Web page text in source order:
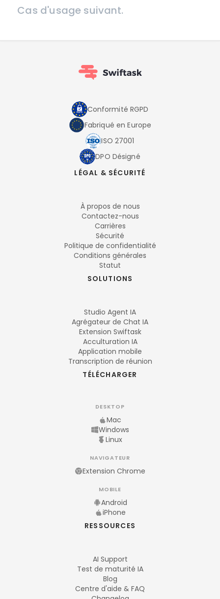
Cas d'usage suivant.
Conformité RGPD
Fabriqué en Europe
ISO 27001
DPO Désigné
LÉGAL & SÉCURITÉ
À propos de nous
Contactez-nous
Carrières
Sécurité
Politique de confidentialité
Conditions générales
Statut
SOLUTIONS
Studio Agent IA
Agrégateur de Chat IA
Extension Swiftask
Acculturation IA
Application mobile
Transcription de réunion
TÉLÉCHARGER
DESKTOP
Mac
Windows
Linux
NAVIGATEUR
Extension Chrome
MOBILE
Android
iPhone
RESSOURCES
AI Support
Test de maturité IA
Blog
Centre d'aide & FAQ